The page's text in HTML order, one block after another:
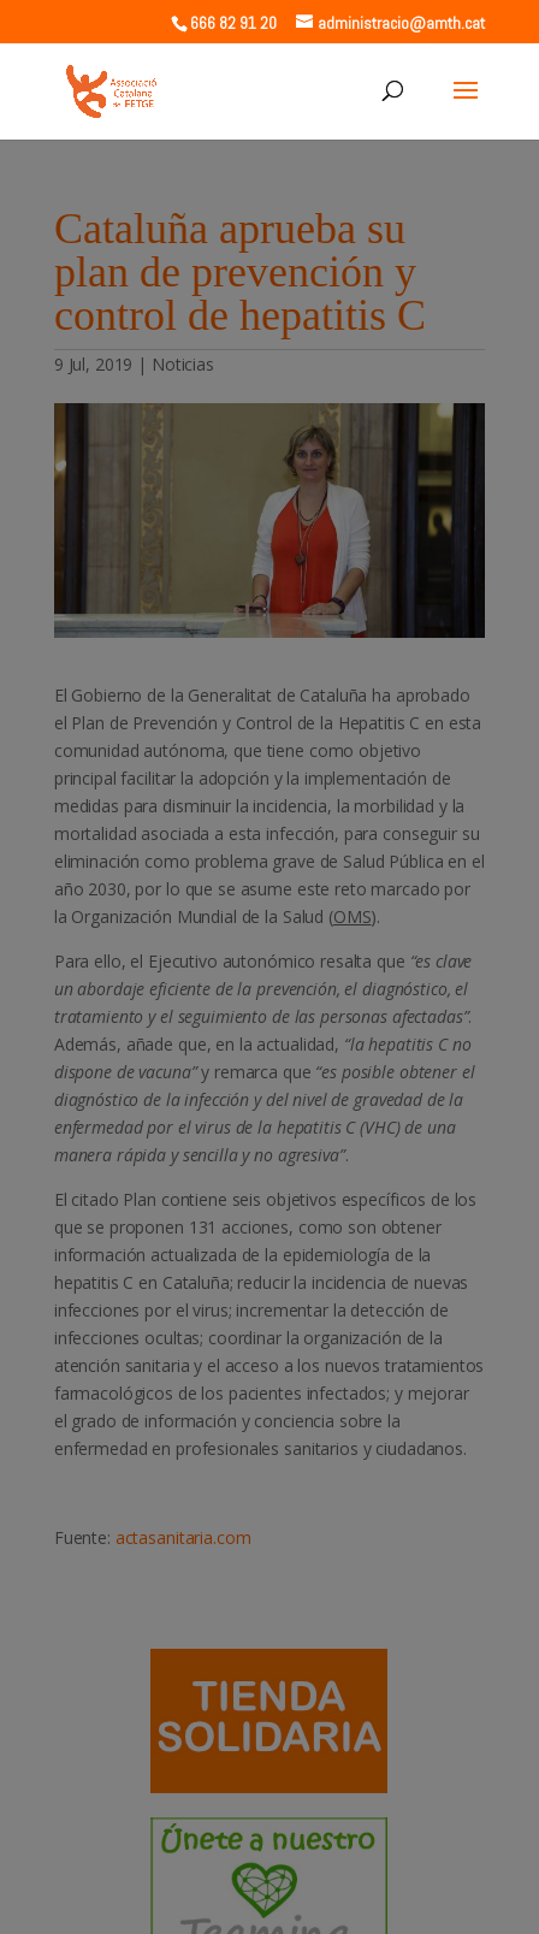
666 82 91 20 administracio@amth.cat
Cataluña aprueba su
plan de prevención y
control de hepatitis C
9 Jul, 2019 | Noticias
El Gobierno de la Generalitat de Cataluña ha aprobado
el Plan de Prevención y Control de la Hepatitis C en esta
comunidad autónoma, que tiene como objetivo
principal facilitar la adopción y la implementación de
medidas para disminuir la incidencia, la morbilidad y la
mortalidad asociada a esta infección, para conseguir su
eliminación como problema grave de Salud Pública en el
año 2030, por lo que se asume este reto marcado por
la Organización Mundial de la Salud (OMS).
Para ello, el Ejecutivo autonómico resalta que “es clave
un abordaje eficiente de la prevención, el diagnóstico, el
tratamiento y el seguimiento de las personas afectadas”.
Además, añade que, en la actualidad, “la hepatitis C no
dispone de vacuna”y remarca que “es posible obtener el
diagnóstico de la infección y del nivel de gravedad de la
enfermedad por el virus de la hepatitis C (VHC) de una
manera rápida y sencilla y no agresiva”.
El citado Plan contiene seis objetivos específicos de los
que se proponen 131 acciones, como son obtener
información actualizada de la epidemiología de la
hepatitis C en Cataluña; reducir la incidencia de nuevas
infecciones por el virus; incrementar la detección de
infecciones ocultas; coordinar la organización de la
atención sanitaria y el acceso a los nuevos tratamientos
farmacológicos de los pacientes infectados; y mejorar
el grado de información y conciencia sobre la
enfermedad en profesionales sanitarios y ciudadanos.
Fuente: actasanitaria.com